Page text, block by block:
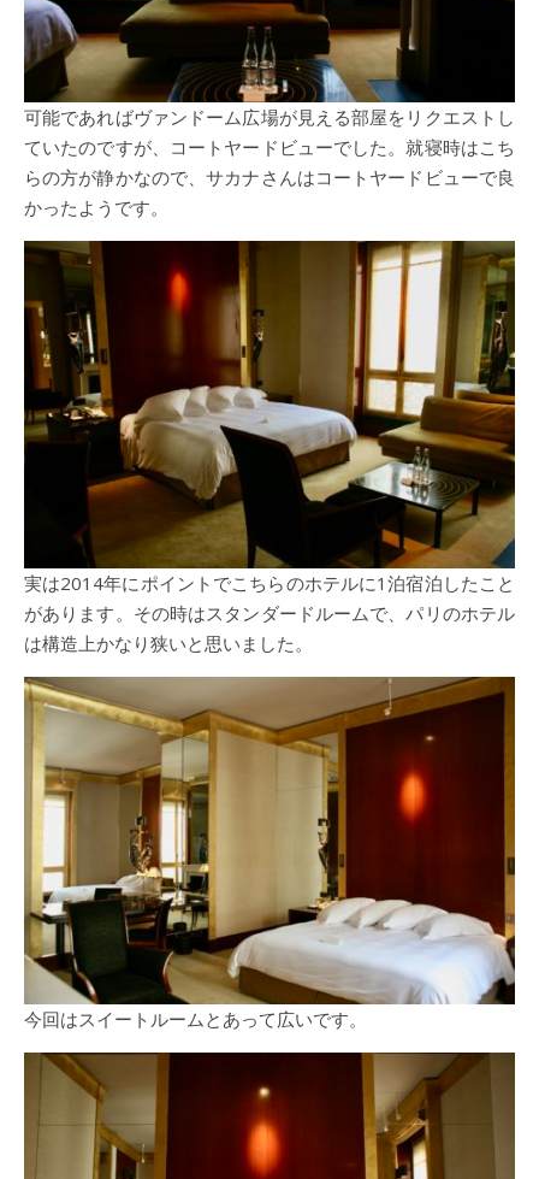
可能であればヴァンドーム広場が見える部屋をリクエストし
ていたのですが、コートヤードビューでした。就寝時はこち
らの方が静かなので、サカナさんはコートヤードビューで良
かったようです。
実は2014年にポイントでこちらのホテルに1泊宿泊したこと
があります。その時はスタンダードルームで、パリのホテル
は構造上かなり狭いと思いました。
今回はスイートルームとあって広いです。